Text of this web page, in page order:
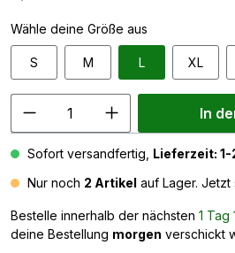
Wähle deine Größe aus
S M L XL
In
Sofort versandfertig, Lieferzeit:
Nur noch 2 Artikel auf Lager. Jetzt
Bestelle innerhalb der nächsten 1 Tag
deine Bestellung morgen verschickt